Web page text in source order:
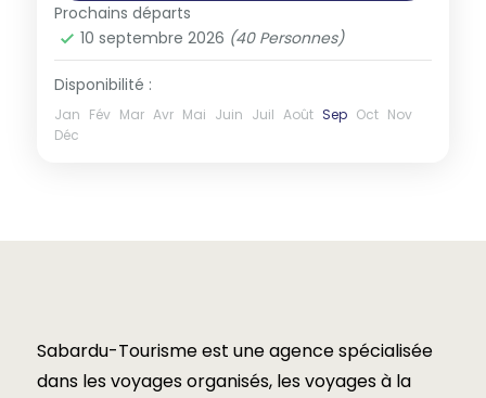
Prochains départs
10 septembre 2026 (40 Personnes)
Disponibilité :
Jan Fév Mar Avr Mai Juin Juil Août Sep Oct Nov
Déc
Sabardu-Tourisme est une agence spécialisée
dans les voyages organisés, les voyages à la